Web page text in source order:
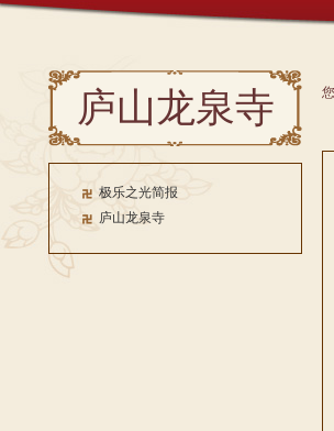
庐山龙泉寺
极乐之光简报
庐山龙泉寺